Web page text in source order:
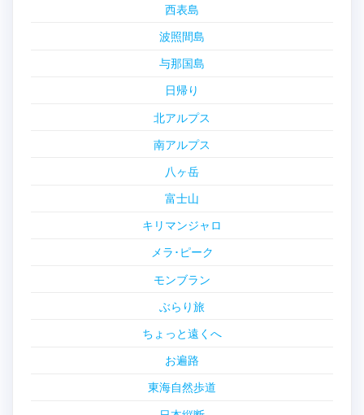
西表島
波照間島
与那国島
日帰り
北アルプス
南アルプス
八ヶ岳
富士山
キリマンジャロ
メラ･ピーク
モンブラン
ぶらり旅
ちょっと遠くへ
お遍路
東海自然歩道